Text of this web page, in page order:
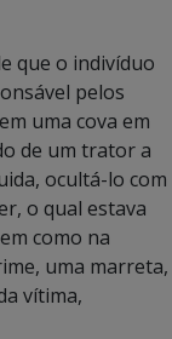
que o indivíduo
pelos
uma cova em
de um trator a
ocultá-lo com
o qual estava
como na
uma marreta,
vítima,